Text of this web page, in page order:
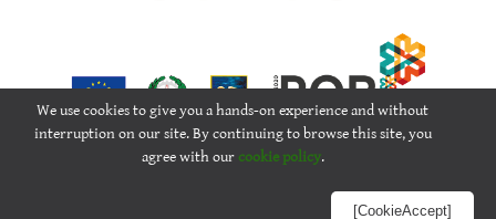
We use cookies to give you a hands-on experience and without
interruption on our site. By continuing to browse this site, you
agree with our cookie policy.